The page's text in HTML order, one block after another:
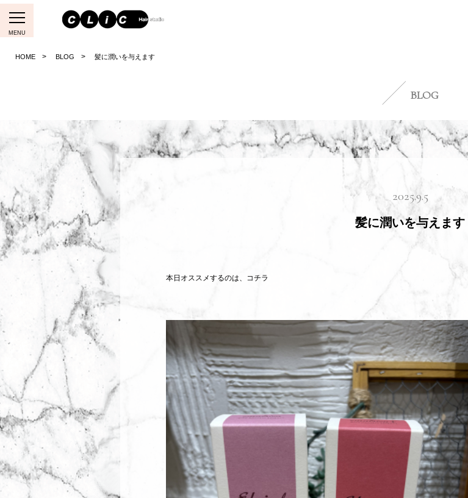
MENU
HOME BLOG 髪に潤いを与えます
BLOG
2025.9.5
髪に潤いを与えます
本日オススメするのは、コチラ